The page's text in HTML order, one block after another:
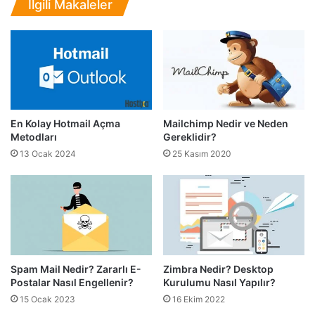
şm
?
N
a
s
a
n
ı
l
İlgili Makaleler
En Kolay Hotmail Açma
Metodları
13 Ocak 2024
Mailchimp Nedir ve Neden
Gereklidir?
25 Kasım 2020
Spam Mail Nedir? Zararlı E-
Postalar Nasıl Engellenir?
15 Ocak 2023
Zimbra Nedir? Desktop
Kurulumu Nasıl Yapılır?
16 Ekim 2022